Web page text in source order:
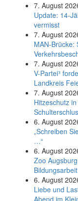
7. August
Update: 14-
vermisst
7. August
MAN-Brücke:
7. August
V-Partei­³
Land­kreis
7. August
Hitzeschutz
6. August
„Schreiben
…“
6. August
Zoo
Bildungsarbeit
6. August
Liebe und
Abend im